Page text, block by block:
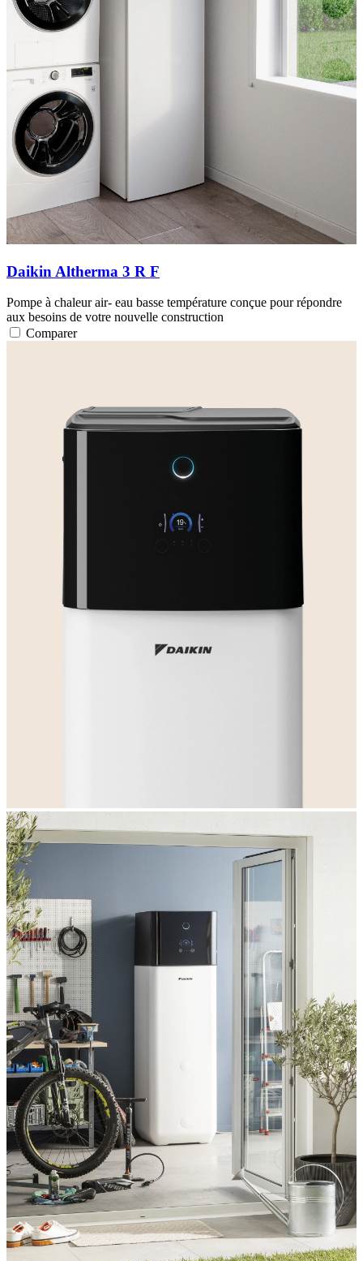
Daikin Altherma 3 R F
Pompe à chaleur air- eau basse température conçue pour répondre
aux besoins de votre nouvelle construction
Comparer